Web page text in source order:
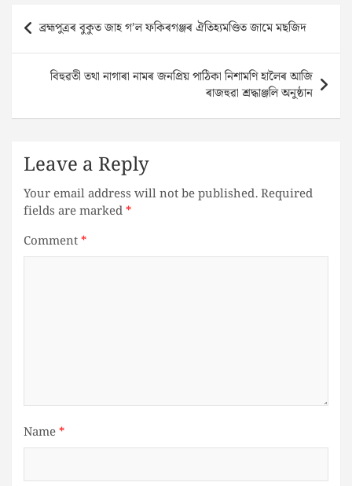
Post
navigation
ব্ৰহ্মপুত্ৰৰ বুকুত জাহ গ’ল ফকিৰগঞ্জৰ ঐতিহ্যমণ্ডিত জামে মছজিদ
বিহুৱতী তথা নাগাৰা নামৰ জনপ্ৰিয় পাঠিকা নিশামণি হালৈৰ আজি
ৰাজহুৱা শ্ৰদ্ধাঞ্জলি অনুষ্ঠান
Leave a Reply
Your email address will not be published.Required
fields are marked*
Comment*
Name*